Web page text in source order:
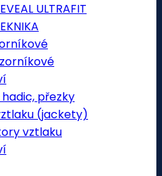
ULTRAFIT
přezky
(jackety)
vztlaku